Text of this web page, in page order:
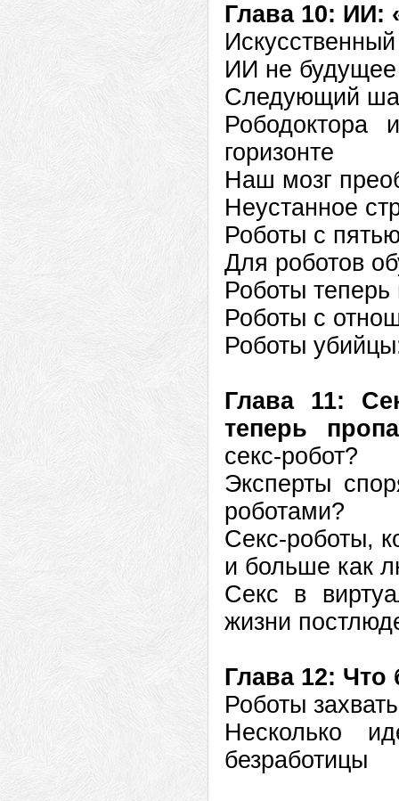
Глава 10:
ИИ не
Следующий
Рободоктора
горизонте
Наш мозг
Неустанное
Роботы с
Для роботов
Роботы
Роботы с
Роботы
Глава 11:
теперь
секс-робот?
Эксперты
роботами?
Секс-роботы,
и больше как
Секс в
жизни
Глава 12:
Роботы
Несколько
безработицы